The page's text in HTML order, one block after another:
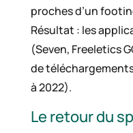
proches d’un
Résultat : les
(Seven, Freeletics
de
à 2022).
Le retour du